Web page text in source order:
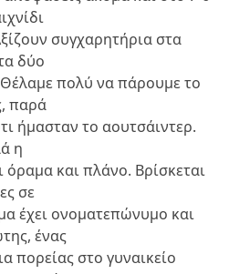
συγχαρητήρια στα
δύο
πολύ να πάρουμε το
παρά
ήμασταν το αουτσάιντερ.
η
όραμα και πλάνο. Βρίσκεται
σε
έχει ονοματεπώνυμο και
ένας
πορείας στο γυναικείο